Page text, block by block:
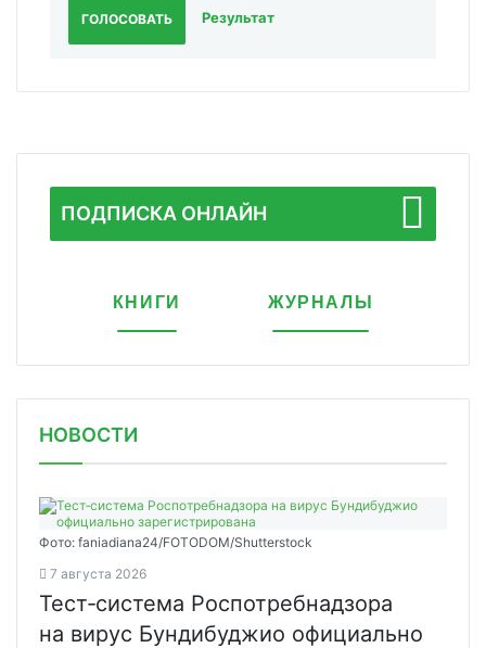
ГОЛОСОВАТЬ Результат
ПОДПИСКА ОНЛАЙН
КНИГИ ЖУРНАЛЫ
НОВОСТИ
Фото: faniadiana24/FOTODOM/Shutterstock
7 августа 2026
Тест‑система Роспотребнадзора
на вирус Бундибуджио официально